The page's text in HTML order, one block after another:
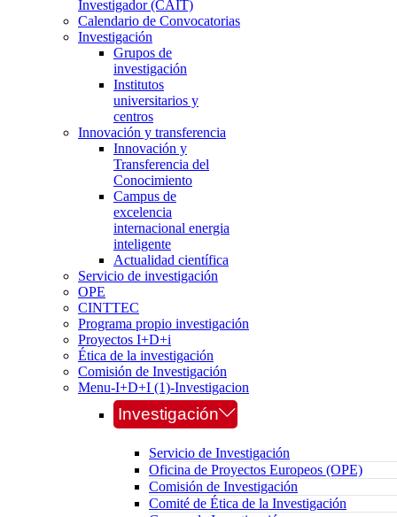
Investigador (CAIT)
Calendario de Convocatorias
Investigación
Grupos de
investigación
Institutos
universitarios y
centros
Innovación y transferencia
Innovación y
Transferencia del
Conocimiento
Campus de
excelencia
internacional energia
inteligente
Actualidad científica
Servicio de investigación
OPE
CINTTEC
Programa propio investigación
Proyectos I+D+i
Ética de la investigación
Comisión de Investigación
Menu-I+D+I (1)-Investigacion
Investigación
Servicio de Investigación
Oficina de Proyectos Europeos (OPE)
Comisión de Investigación
Comité de Ética de la Investigación